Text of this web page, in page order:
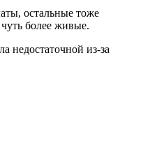
остальные тоже
более живые.
недостаточной из-за